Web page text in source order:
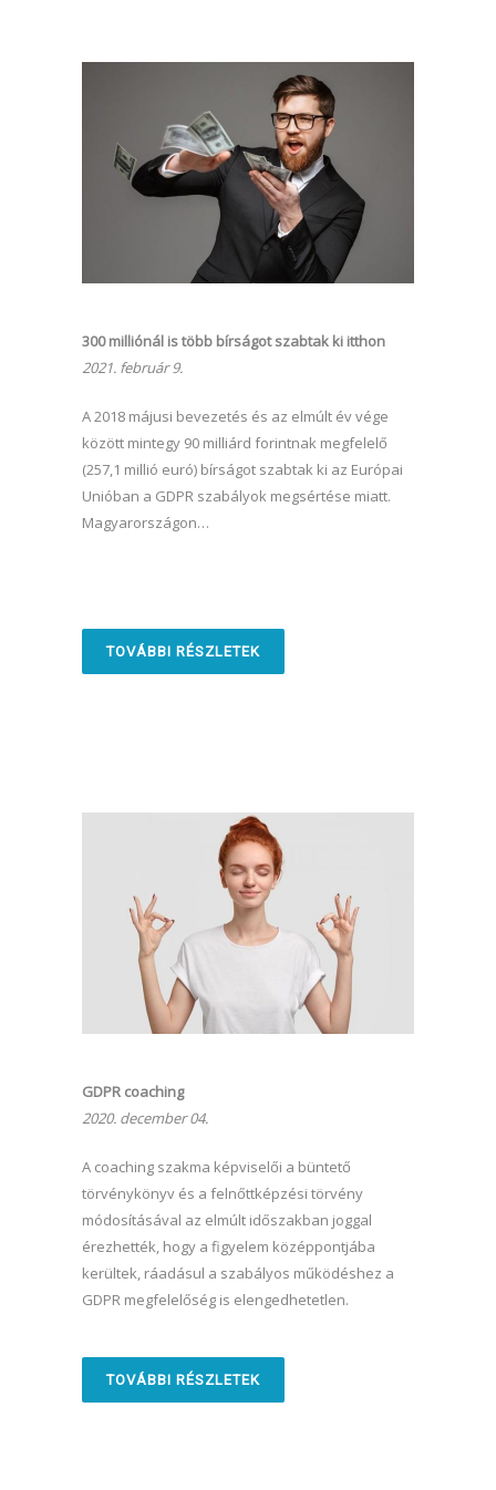
300 milliónál is több bírságot szabtak ki itthon
2021. február 9.
A 2018 májusi bevezetés és az elmúlt év vége
között mintegy 90 milliárd forintnak megfelelő
(257,1 millió euró) bírságot szabtak ki az Európai
Unióban a GDPR szabályok megsértése miatt.
Magyarországon…
TOVÁBBI RÉSZLETEK
GDPR coaching
2020. december 04.
A coaching szakma képviselői a büntető
törvénykönyv és a felnőttképzési törvény
módosításával az elmúlt időszakban joggal
érezhették, hogy a figyelem középpontjába
kerültek, ráadásul a szabályos működéshez a
GDPR megfelelőség is elengedhetetlen.
TOVÁBBI RÉSZLETEK